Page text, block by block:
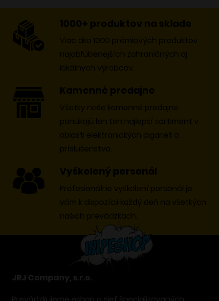
1000+ produktov na sklade
Viac ako 1000 prémiových produktov
najobľúbenejších zahraničných aj
lokálnych výrobcov.
Kamenné predajne
Všetky naše kamenné predajne
ponúkajú len ten najlepší sortiment v
oblasti elektronických cigariet a
príslušenstva.
Vyškolený personál
Profesionálne vyškolení personál je
vám k dispozícii každý deň na všetkých
našich prevádzkach.
JRJ Company, s.r.o.